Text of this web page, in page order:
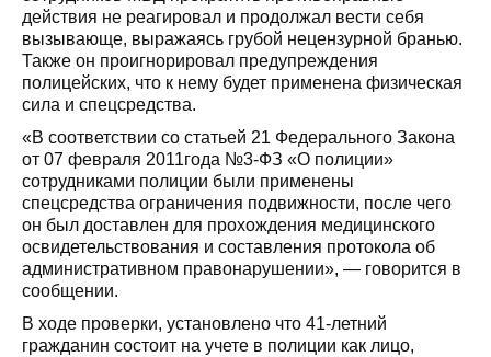
действия не реагировал и продолжал вести себя
вызывающе, выражаясь грубой нецензурной бранью.
Также он проигнорировал предупреждения
полицейских, что к нему будет применена физическая
сила и спецсредства.
«В соответствии со статьей 21 Федерального Закона
от 07 февраля 2011года №3-ФЗ «О полиции»
сотрудниками полиции были применены
спецсредства ограничения подвижности, после чего
он был доставлен для прохождения медицинского
освидетельствования и составления протокола об
административном правонарушении», — говорится в
сообщении.
В ходе проверки, установлено что 41-летний
гражданин состоит на учете в полиции как лицо,